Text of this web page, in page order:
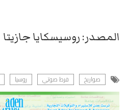
المصدر: روسيسكايا جازيتا
صواريخ فرط صوتي روسيا